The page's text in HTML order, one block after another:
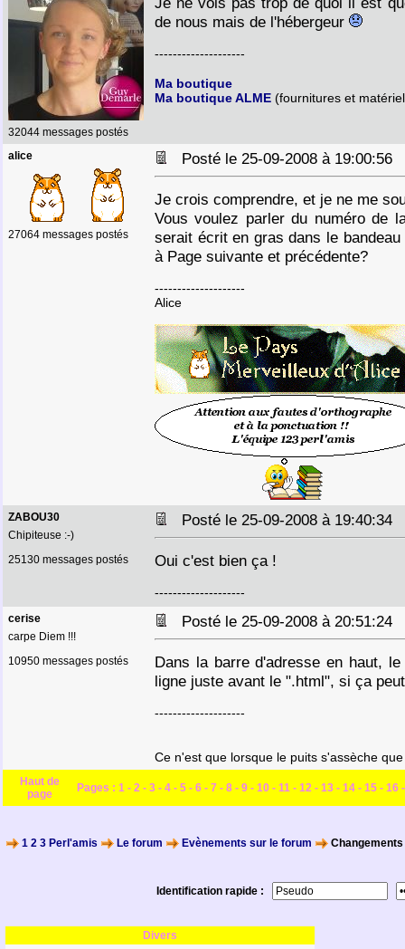
32044 messages postés
de nous mais de l'hébergeur
--------------------
Ma boutique
Ma boutique ALME (fournitures et
alice
27064 messages postés
Posté le 25-09-2008 à 19:00:56
Je crois comprendre, et je ne me
Vous voulez parler du numéro de
serait écrit en gras dans le
à Page suivante et précédente?
--------------------
Alice
ZABOU30
Chipiteuse :-)
25130 messages postés
Posté le 25-09-2008 à 19:40:34
Oui c'est bien ça !
--------------------
cerise
carpe Diem !!!
10950 messages postés
Posté le 25-09-2008 à 20:51:24
Dans la barre d'adresse en haut,
ligne juste avant le ".html", si ça
--------------------
Ce n'est que lorsque le puits s'assèche
Haut de
page
Pages : 1 - 2 - 3 - 4 - 5 - 6 - 7 - 8 - 9 - 10 - 11 - 12 - 13 - 14 - 15 - 16
1 2 3 Perl'amis Le forum Evènements sur le forum
Identification rapide :
Divers